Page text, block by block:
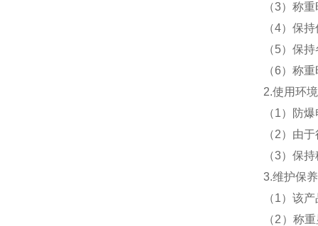
（3）称
（4）保
（5）保
（6）称
2.使用环
（1）防
（2）由
（3）保
3.维护保
（1）该
（2）称